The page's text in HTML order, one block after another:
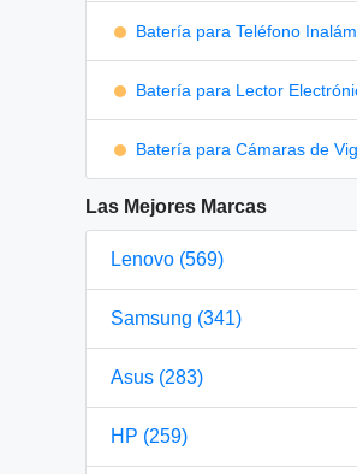
Batería para Teléfono
Batería para Lector
Batería para Cámaras de
Las Mejores Marcas
Lenovo (569)
Samsung (341)
Asus (283)
HP (259)